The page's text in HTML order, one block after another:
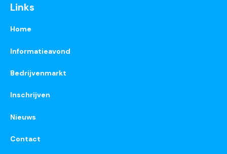
Links
Home
Informatieavond
Bedrijvenmarkt
Inschrijven
Nieuws
Contact